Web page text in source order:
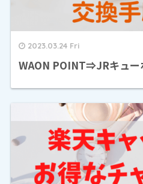
2023.03.24 Fri
WAON POINT⇒JRキュー